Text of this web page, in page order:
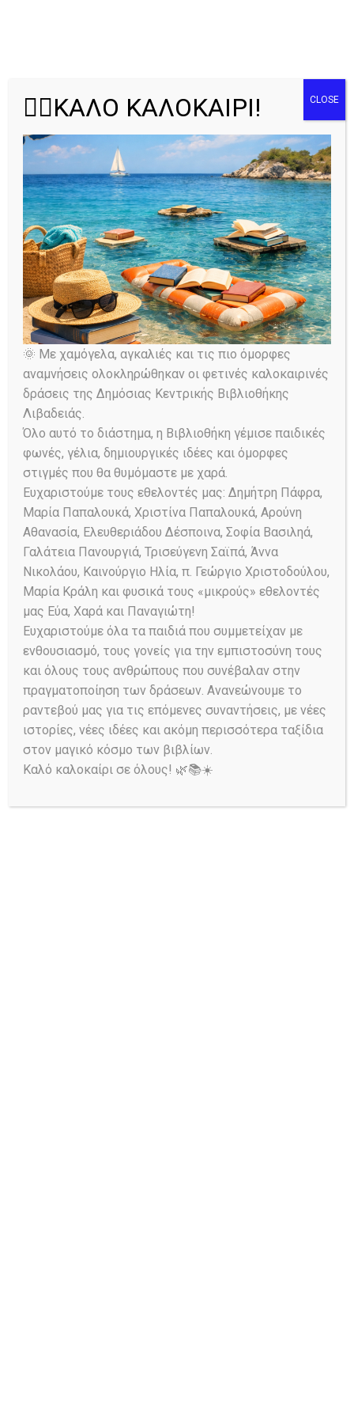
Προσωπικό
Home All Team Προσωπικό
Ολυμπία Στάθη
Αναπληρώτρια Διευθύντρια
Κατερίνα Κεράστα
Active Volunteer
Ask a Librarian
Αναζήτηση στον Κατάλογο:
🏄‍♂️ΚΑΛΟ ΚΑΛΟΚΑΙΡΙ!
🌞 Με χαμόγελα, αγκαλιές και τις πιο όμορφες
αναμνήσεις ολοκληρώθηκαν οι φετινές καλοκαιρινές
δράσεις της Δημόσιας Κεντρικής Βιβλιοθήκης
Λιβαδειάς.
Όλο αυτό το διάστημα, η Βιβλιοθήκη γέμισε παιδικές
φωνές, γέλια, δημιουργικές ιδέες και όμορφες
στιγμές που θα θυμόμαστε με χαρά.
Ευχαριστούμε τους εθελοντές μας: Δημήτρη Πάφρα,
Μαρία Παπαλουκά, Χριστίνα Παπαλουκά, Αρούνη
Αθανασία, Ελευθεριάδου Δέσποινα, Σοφία Βασιληά,
Γαλάτεια Πανουργιά, Τρισεύγενη Σαϊπά, Άννα
Νικολάου, Καινούργιο Ηλία, π. Γεώργιο Χριστοδούλου,
Μαρία Κράλη και φυσικά τους «μικρούς» εθελοντές
μας Εύα, Χαρά και Παναγιώτη!
Ευχαριστούμε όλα τα παιδιά που συμμετείχαν με
ενθουσιασμό, τους γονείς για την εμπιστοσύνη τους
και όλους τους ανθρώπους που συνέβαλαν στην
πραγματοποίηση των δράσεων. Ανανεώνουμε το
ραντεβού μας για τις επόμενες συναντήσεις, με νέες
ιστορίες, νέες ιδέες και ακόμη περισσότερα ταξίδια
στον μαγικό κόσμο των βιβλίων.
Καλό καλοκαίρι σε όλους! 🌿📚☀️
CLOSE